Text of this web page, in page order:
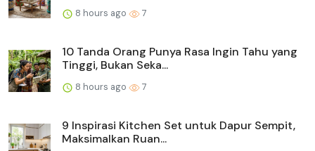
8 hours ago 7
10 Tanda Orang Punya Rasa Ingin Tahu yang
Tinggi, Bukan Seka...
8 hours ago 7
9 Inspirasi Kitchen Set untuk Dapur Sempit,
Maksimalkan Ruan...